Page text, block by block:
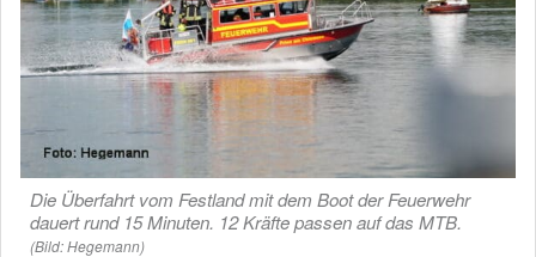
Die Überfahrt vom Festland mit dem Boot der Feuerwehr
dauert rund 15 Minuten. 12 Kräfte passen auf das MTB.
(Bild: Hegemann)